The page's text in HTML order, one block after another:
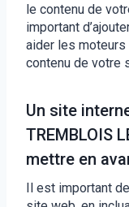
le contenu de
important
aider les moteurs
contenu de votre
Un site
TREMBLOIS
mettre en
Il est important